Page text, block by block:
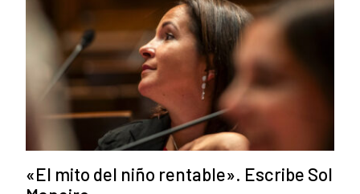
«El mito del niño rentable». Escribe Sol